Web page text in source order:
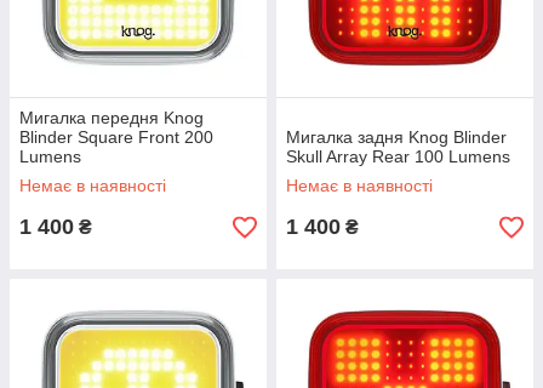
Мигалка передня Knog
Blinder Square Front 200
Lumens
Немає в наявності
1 400 ₴
Мигалка задня Knog Blinder
Skull Array Rear 100 Lumens
Немає в наявності
1 400 ₴